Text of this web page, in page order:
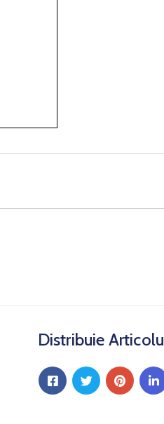
Distribuie